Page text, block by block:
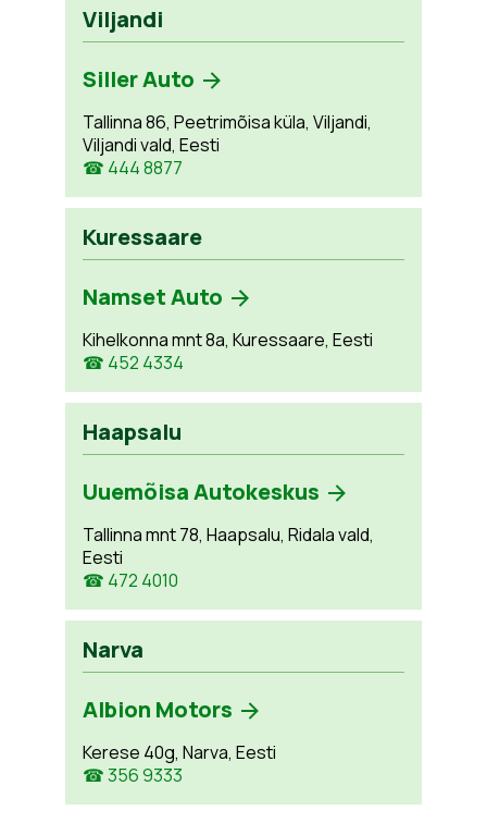
Viljandi
Siller Auto
Tallinna 86, Peetrimõisa küla, Viljandi,
Viljandi vald, Eesti
☎ 444 8877
Kuressaare
Namset Auto
Kihelkonna mnt 8a, Kuressaare, Eesti
☎ 452 4334
Haapsalu
Uuemõisa Autokeskus
Tallinna mnt 78, Haapsalu, Ridala vald,
Eesti
☎ 472 4010
Narva
Albion Motors
Kerese 40g, Narva, Eesti
☎ 356 9333